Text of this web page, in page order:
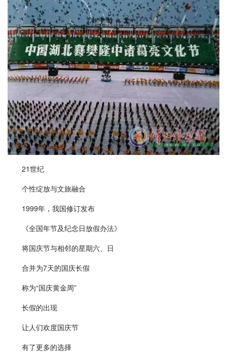
21世纪
个性绽放与文旅融合
1999年，我国修订发布
《全国年节及纪念日放假办法》
将国庆节与相邻的星期六、日
合并为7天的国庆长假
称为“国庆黄金周”
长假的出现
让人们欢度国庆节
有了更多的选择